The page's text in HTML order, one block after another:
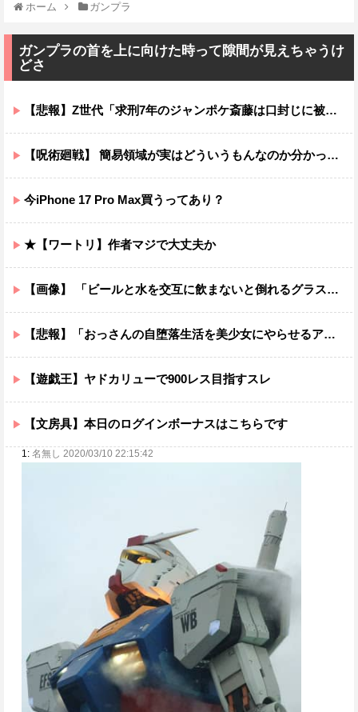
ホーム ガンプラ
ガンプラの首を上に向けた時って隙間が見えちゃうけ
どさ
【悲報】Z世代「求刑7年のジャンポケ斎藤は口封じに被害者殺した方が量刑軽かっただろ」←1万いいね
【呪術廻戦】 簡易領域が実はどういうもんなのか分かってないんだが
今iPhone 17 Pro Max買うってあり？
★【ワートリ】作者マジで大丈夫か
【画像】 「ビールと水を交互に飲まないと倒れるグラス」発売
【悲報】「おっさんの自堕落生活を美少女にやらせるアニメ」、増えすぎてフェミにバレるｗｗｗｗ
【遊戯王】ヤドカリューで900レス目指すスレ
【文房具】本日のログインボーナスはこちらです
1: 名無し 2020/03/10 22:15:42